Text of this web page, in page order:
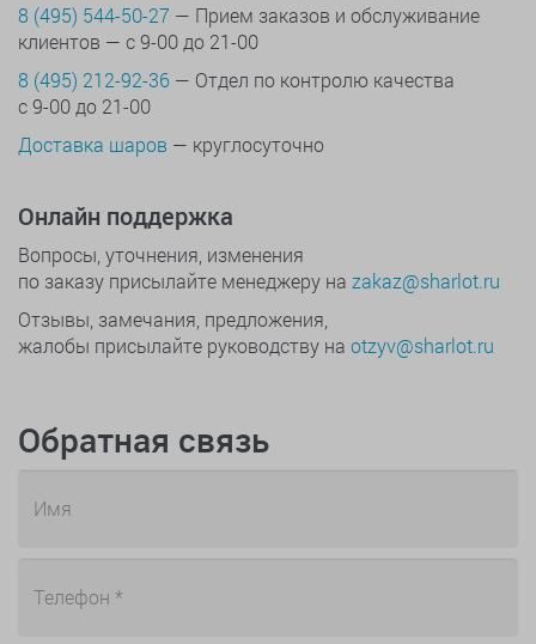
8 (495) 544-50-27 — Прием заказов и обслуживание
клиентов — с 9-00 до 21-00
8 (495) 212-92-36 — Отдел по контролю качества
с 9-00 до 21-00
Доставка шаров — круглосуточно
Онлайн поддержка
Вопросы, уточнения, изменения
по заказу присылайте менеджеру на zakaz@sharlot.ru
Отзывы, замечания, предложения,
жалобы присылайте руководству на otzyv@sharlot.ru
Обратная связь